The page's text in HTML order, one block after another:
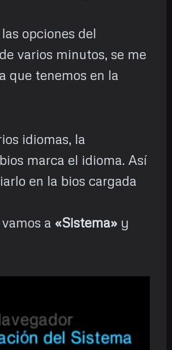
opciones del
varios minutos, se me
que tenemos en la
idiomas, la
marca el idioma. Así
en la bios cargada
a «Sistema» y